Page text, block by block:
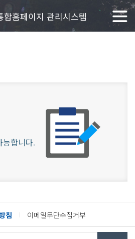
합홈페이지 관리시스템
합니다.
침 이메일무단수집거부